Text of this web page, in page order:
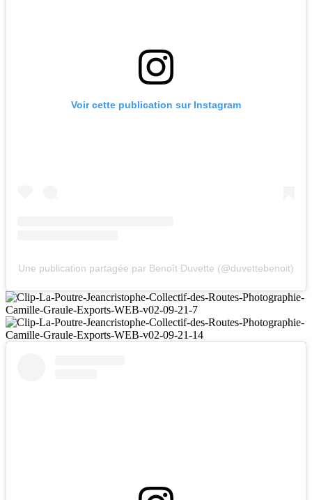
Voir cette publication sur Instagram
Une publication partagée par Benoît Duvette (@duvettebenoit)